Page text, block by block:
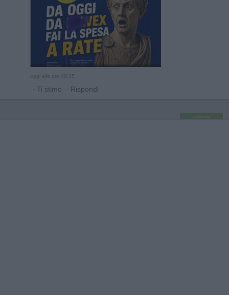
oggi alle ore 09:35
· Ti stimo · Rispondi
pubblicità